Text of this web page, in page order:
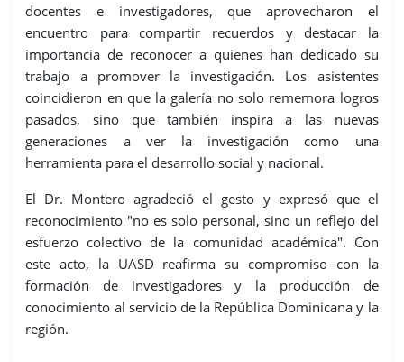
docentes e investigadores, que aprovecharon el
encuentro para compartir recuerdos y destacar la
importancia de reconocer a quienes han dedicado su
trabajo a promover la investigación. Los asistentes
coincidieron en que la galería no solo rememora logros
pasados, sino que también inspira a las nuevas
generaciones a ver la investigación como una
herramienta para el desarrollo social y nacional.
El Dr. Montero agradeció el gesto y expresó que el
reconocimiento "no es solo personal, sino un reflejo del
esfuerzo colectivo de la comunidad académica". Con
este acto, la UASD reafirma su compromiso con la
formación de investigadores y la producción de
conocimiento al servicio de la República Dominicana y la
región.